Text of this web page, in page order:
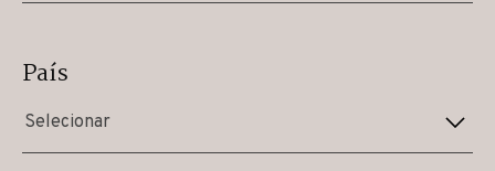
País
Selecionar